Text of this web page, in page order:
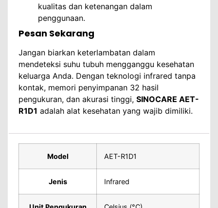
kualitas dan ketenangan dalam
penggunaan.
Pesan Sekarang
Jangan biarkan keterlambatan dalam
mendeteksi suhu tubuh mengganggu kesehatan
keluarga Anda. Dengan teknologi infrared tanpa
kontak, memori penyimpanan 32 hasil
pengukuran, dan akurasi tinggi, SINOCARE AET-
R1D1 adalah alat kesehatan yang wajib dimiliki.
Model AET-R1D1
Jenis Infrared